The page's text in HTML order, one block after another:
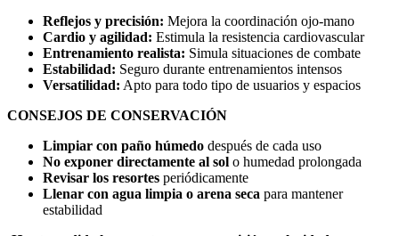
Reflejos y precisión: Mejora la coordinación ojo-mano
Cardio y agilidad: Estimula la resistencia cardiovascular
Entrenamiento realista: Simula situaciones de combate
Estabilidad: Seguro durante entrenamientos intensos
Versatilidad: Apto para todo tipo de usuarios y espacios
CONSEJOS DE CONSERVACIÓN
Limpiar con paño húmedo después de cada uso
No exponer directamente al sol o humedad prolongada
Revisar los resortes periódicamente
Llenar con agua limpia o arena seca para mantener
estabilidad